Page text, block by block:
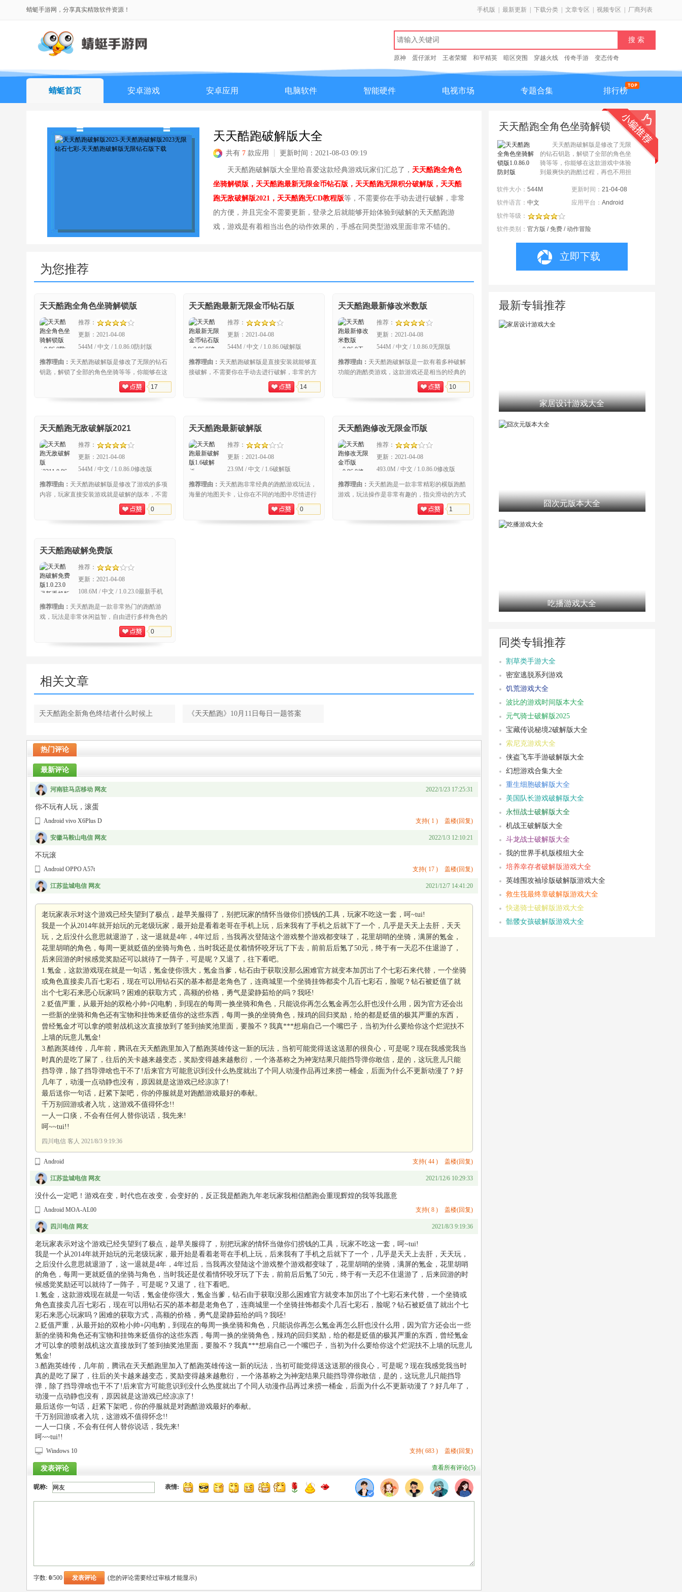
蜻蜓手游网，分享真实精致软件资源！ 手机版 最新更新 下载分类 文章专区 视频专区 厂商列表
原神 蛋仔派对 王者荣耀 和平精英 暗区突围 穿越火线 传奇手游 变态传奇
蜻蜓首页 安卓游戏 安卓应用 电脑软件 智能硬件 电视市场 专题合集 排行榜
天天酷跑破解版大全
共有 7 款应用 更新时间：2021-08-03 09:19
天天酷跑破解版大全里给喜爱这款经典游戏玩家们汇总了， 天天酷跑全角色
坐骑解锁版，天天酷跑最新无限金币钻石版，天天酷跑无限积分破解版，天天酷
跑无敌破解版2021，天天酷跑无CD教程版等，不需要你在手动去进行破解，非常
的方便，并且完全不需要更新，登录之后就能够开始体验到破解的天天酷跑游
戏，游戏是有着相当出色的动作效果的，手感在同类型游戏里面非常不错的。
为您推荐
天天酷跑全角色坐骑解锁版
推荐：
更新： 2021-04-08
544M / 中文 / 1.0.86.0防封版
推荐理由： 天天酷跑破解版是修改了无限的钻石
钥匙，解锁了全部的角色坐骑等等，你能够在这
款游戏中体验到最爽快的跑酷过程，再也不用担
17
天天酷跑最新无限金币钻石版
推荐：
更新： 2021-04-08
544M / 中文 / 1.0.86.0破解版
推荐理由： 天天酷跑破解版是直接安装就能够直
接破解，不需要你在手动去进行破解，非常的方
便，并且完全不需要更新，登录之后就能够开始
14
天天酷跑最新修改米数版
推荐：
更新： 2021-04-08
544M / 中文 / 1.0.86.0无限版
推荐理由： 天天酷跑破解版是一款有着多种破解
功能的跑酷类游戏，这款游戏还是相当的经典的
大家一定都是有接触过的，游戏本身的玩法很简
10
天天酷跑无敌破解版2021
推荐：
更新： 2021-04-08
544M / 中文 / 1.0.86.0修改版
推荐理由： 天天酷跑破解版是修改了游戏的多项
内容，玩家直接安装游戏就是破解的版本，不需
要更新游戏，也不需要再自己来破解非常的方
0
天天酷跑最新破解版
推荐：
更新： 2021-04-08
23.9M / 中文 / 1.6破解版
推荐理由： 天天酷跑非常经典的跑酷游戏玩法，
海量的地图关卡，让你在不同的地图中尽情进行
跑酷操作，操作难度不大，前方的障碍物总是多
0
天天酷跑修改无限金币版
推荐：
更新： 2021-04-08
493.0M / 中文 / 1.0.86.0修改版
推荐理由： 天天酷跑是一款非常精彩的横版跑酷
游戏，玩法操作是非常有趣的，指尖滑动的方式
进行角色控制，多样的角色各具特色，单手即可
1
天天酷跑破解免费版
推荐：
更新： 2021-04-08
108.6M / 中文 / 1.0.23.0最新手机
推荐理由： 天天酷跑是一款非常热门的跑酷游
戏，玩法是非常休闲益智，自由进行多样角色的
解锁使用，支持进行多样坐骑以及宠物的收集，
0
相关文章
天天酷跑全新角色终结者什么时候上 《天天酷跑》10月11日每日一题答案
热门评论
最新评论
河南驻马店移动 网友 2022/1/23 17:25:31
你不玩有人玩，滚蛋
Android vivo X6Plus D 支持( 1 ) 盖楼(回复)
安徽马鞍山电信 网友 2022/1/3 12:10:21
不玩滚
Android OPPO A57t 支持( 17 ) 盖楼(回复)
江苏盐城电信 网友 2021/12/7 14:41:20
老玩家表示对这个游戏已经失望到了极点，趁早关服得了，别把玩家的情怀当做你们捞钱的工具，玩家不吃这一套，呵~tui!
我是一个从2014年就开始玩的元老级玩家，最开始是看着老哥在手机上玩，后来我有了手机之后就下了一个，几乎是天天上去肝，天天
玩，之后没什么意思就退游了，这一退就是4年，4年过后，当我再次登陆这个游戏整个游戏都变味了，花里胡哨的坐骑，满屏的氪金，
花里胡哨的角色，每周一更就贬值的坐骑与角色，当时我还是仗着情怀咬牙玩了下去，前前后后氪了50元，终于有一天忍不住退游了，
后来回游的时候感觉奖励还可以就待了一阵子，可是呢？又退了，往下看吧。
1.氪金，这款游戏现在就是一句话，氪金使你强大，氪金当爹，钻石由于获取没那么困难官方就变本加厉出了个七彩石来代替，一个坐骑
或角色直接卖几百七彩石，现在可以用钻石买的基本都是老角色了，连商城里一个坐骑挂饰都卖个几百七彩石，脸呢？钻石被贬值了就
出个七彩石来恶心玩家吗？困难的获取方式，高额的价格，勇气是梁静茹给的吗？我呸!
2.贬值严重，从最开始的双枪小帅+闪电豹，到现在的每周一换坐骑和角色，只能说你再怎么氪金再怎么肝也没什么用，因为官方还会出
一些新的坐骑和角色还有宝物和挂饰来贬值你的这些东西，每周一换的坐骑角色，辣鸡的回归奖励，给的都是贬值的极其严重的东西，
曾经氪金才可以拿的喷射战机这次直接放到了签到抽奖池里面，要脸不？我真***想扇自己一个嘴巴子，当初为什么要给你这个烂泥扶不
上墙的玩意儿氪金!
3.酷跑英雄传，几年前，腾讯在天天酷跑里加入了酷跑英雄传这一新的玩法，当初可能觉得送这送那的很良心，可是呢？现在我感觉我当
时真的是吃了屎了，往后的关卡越来越变态，奖励变得越来越敷衍，一个洛基称之为神宠结果只能挡导弹你敢信，是的，这玩意儿只能
挡导弹，除了挡导弹啥也干不了!后来官方可能意识到没什么热度就出了个同人动漫作品再过来捞一桶金，后面为什么不更新动漫了？好
几年了，动漫一点动静也没有，原因就是这游戏已经凉凉了!
最后送你一句话，赶紧下架吧，你的停服就是对跑酷游戏最好的奉献。
千万别回游或者入坑，这游戏不值得怀念!!
一人一口痰，不会有任何人替你说话，我先来!
呵~~tui!!
四川电信 客人 2021/8/3 9:19:36
Android 支持( 44 ) 盖楼(回复)
江苏盐城电信 网友 2021/12/6 10:29:33
没什么一定吧！游戏在变，时代也在改变，会变好的，反正我是酷跑九年老玩家我相信酷跑会重现辉煌的我等我愿意
Android MOA-AL00 支持( 8 ) 盖楼(回复)
四川电信 网友 2021/8/3 9:19:36
老玩家表示对这个游戏已经失望到了极点，趁早关服得了，别把玩家的情怀当做你们捞钱的工具，玩家不吃这一套，呵~tui!
我是一个从2014年就开始玩的元老级玩家，最开始是看着老哥在手机上玩，后来我有了手机之后就下了一个，几乎是天天上去肝，天天玩，
之后没什么意思就退游了，这一退就是4年，4年过后，当我再次登陆这个游戏整个游戏都变味了，花里胡哨的坐骑，满屏的氪金，花里胡哨
的角色，每周一更就贬值的坐骑与角色，当时我还是仗着情怀咬牙玩了下去，前前后后氪了50元，终于有一天忍不住退游了，后来回游的时
候感觉奖励还可以就待了一阵子，可是呢？又退了，往下看吧。
1.氪金，这款游戏现在就是一句话，氪金使你强大，氪金当爹，钻石由于获取没那么困难官方就变本加厉出了个七彩石来代替，一个坐骑或
角色直接卖几百七彩石，现在可以用钻石买的基本都是老角色了，连商城里一个坐骑挂饰都卖个几百七彩石，脸呢？钻石被贬值了就出个七
彩石来恶心玩家吗？困难的获取方式，高额的价格，勇气是梁静茹给的吗？我呸!
2.贬值严重，从最开始的双枪小帅+闪电豹，到现在的每周一换坐骑和角色，只能说你再怎么氪金再怎么肝也没什么用，因为官方还会出一些
新的坐骑和角色还有宝物和挂饰来贬值你的这些东西，每周一换的坐骑角色，辣鸡的回归奖励，给的都是贬值的极其严重的东西，曾经氪金
才可以拿的喷射战机这次直接放到了签到抽奖池里面，要脸不？我真***想扇自己一个嘴巴子，当初为什么要给你这个烂泥扶不上墙的玩意儿
氪金!
3.酷跑英雄传，几年前，腾讯在天天酷跑里加入了酷跑英雄传这一新的玩法，当初可能觉得送这送那的很良心，可是呢？现在我感觉我当时
真的是吃了屎了，往后的关卡越来越变态，奖励变得越来越敷衍，一个洛基称之为神宠结果只能挡导弹你敢信，是的，这玩意儿只能挡导
弹，除了挡导弹啥也干不了!后来官方可能意识到没什么热度就出了个同人动漫作品再过来捞一桶金，后面为什么不更新动漫了？好几年了，
动漫一点动静也没有，原因就是这游戏已经凉凉了!
最后送你一句话，赶紧下架吧，你的停服就是对跑酷游戏最好的奉献。
千万别回游或者入坑，这游戏不值得怀念!!
一人一口痰，不会有任何人替你说话，我先来!
呵~~tui!!
Windows 10 支持( 683 ) 盖楼(回复)
发表评论 查看所有评论(5)
昵称: 表情:
字数: 0/500 (您的评论需要经过审核才能显示)
天天酷跑全角色坐骑解锁
版1.0.86.0防封版
天天酷跑破解版是修改了无限
的钻石钥匙，解锁了全部的角色坐
骑等等，你能够在这款游戏中体验
到最爽快的跑酷过程，再也不用担
是很经典的，玩法非常的不错，手
感在同类游戏里面也是佼佼...
软件大小： 544M 更新时间： 21-04-08
软件语言： 中文 应用平台： Android
软件等级：
软件类别： 官方版 / 免费 / 动作冒险
立即下载
最新专辑推荐
家居设计游戏大全
囧次元版本大全
吃播游戏大全
同类专辑推荐
割草类手游大全
密室逃脱系列游戏
饥荒游戏大全
波比的游戏时间版本大全
元气骑士破解版2025
宝藏传说秘境2破解版大全
索尼克游戏大全
侠盗飞车手游破解版大全
幻想游戏合集大全
重生细胞破解版大全
美国队长游戏破解版大全
永恒战士破解版大全
机战王破解版大全
斗龙战士破解版大全
我的世界手机版模组大全
培养幸存者破解版游戏大全
英雄围攻袖珍版破解版游戏大全
救生筏最终章破解版游戏大全
快递骑士破解版游戏大全
骷髅女孩破解版游戏大全